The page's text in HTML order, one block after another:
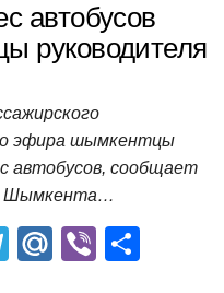
автобусов
руководителя
эфира шымкентцы
автобусов, сообщает
Шымкента…
T
M
Vi